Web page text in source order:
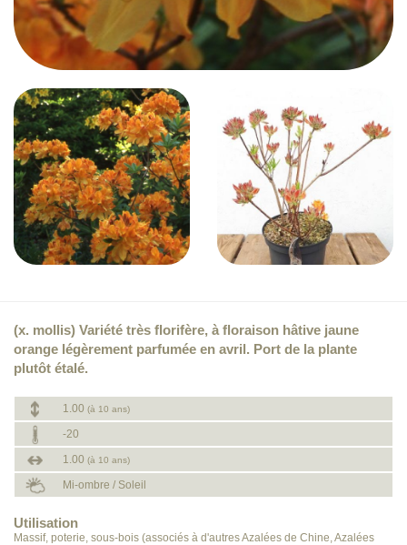
(x. mollis) Variété très florifère, à floraison hâtive jaune
orange légèrement parfumée en avril. Port de la plante
plutôt étalé.
1.00 (à 10 ans)
-20
1.00 (à 10 ans)
Mi-ombre / Soleil
Utilisation
Massif, poterie, sous-bois (associés à d'autres Azalées de Chine, Azalées